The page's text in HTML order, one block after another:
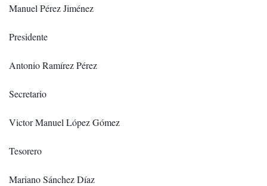
Manuel Pérez Jiménez
Presidente
Antonio Ramírez Pérez
Secretario
Victor Manuel López Gómez
Tesorero
Mariano Sánchez Díaz